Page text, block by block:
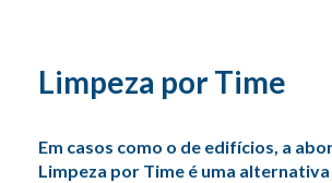
Limpeza por Time
Em casos como o de edifícios, a
Limpeza por Time é uma